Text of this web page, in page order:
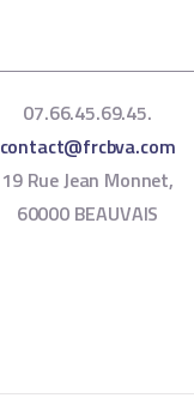
07.66.45.69.45.
contact@frcbva.com
19 Rue Jean Monnet,
60000 BEAUVAIS